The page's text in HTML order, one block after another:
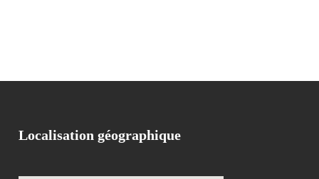
Localisation géographique